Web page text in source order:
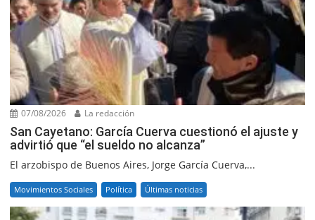
07/08/2026 La redacción
San Cayetano: García Cuerva cuestionó el ajuste y
advirtió que “el sueldo no alcanza”
El arzobispo de Buenos Aires, Jorge García Cuerva,...
Movimientos Sociales Política Últimas noticias